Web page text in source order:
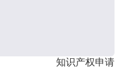
知识产权申请